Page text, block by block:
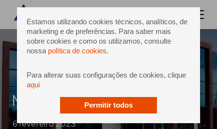
Estamos utilizando cookies técnicos, analíticos, de
marketing e de preferências. Para saber mais
sobre cookies e como os utilizamos, consulte
nossa política de cookies.
Para alterar suas configurações de cookies, clique
aqui
Permitir todos
Makro Labelling
6 fevereiro 2023